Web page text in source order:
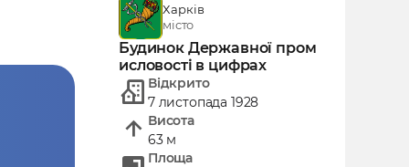
Харків
місто
Будинок Державної пром
исловості в цифрах
Відкрито
7 листопада 1928
Висота
63 м
Площа